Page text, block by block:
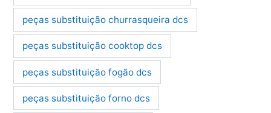
peças substituição churrasqueira dcs
peças substituição cooktop dcs
peças substituição fogão dcs
peças substituição forno dcs